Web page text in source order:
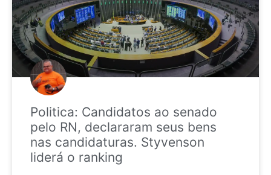
Politica: Candidatos ao senado
pelo RN, declararam seus bens
nas candidaturas. Styvenson
liderá o ranking